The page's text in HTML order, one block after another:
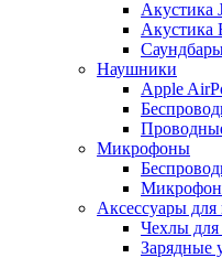
Акустика
Акустика
Наушники
Apple
Микрофоны
Аксессуары
Чехлы
Зарядные